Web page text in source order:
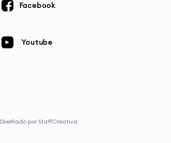
Facebook
Youtube
Diseñado por StaffCreativa